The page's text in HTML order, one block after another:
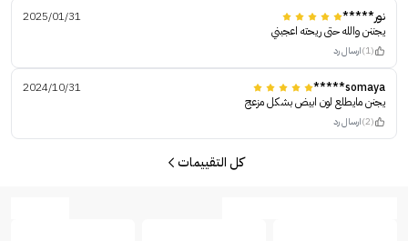
نور*****
2025/01/31
يجننن والله حتى ريحته اعجبني
(1) ارسال رد
somaya*****
2024/10/31
يجنن مايطلع لون ابيض بشكل مزعج
(2) ارسال رد
كل التقييمات